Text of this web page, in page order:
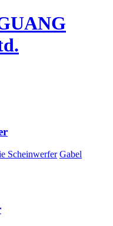
Scheinwerfer Gabel